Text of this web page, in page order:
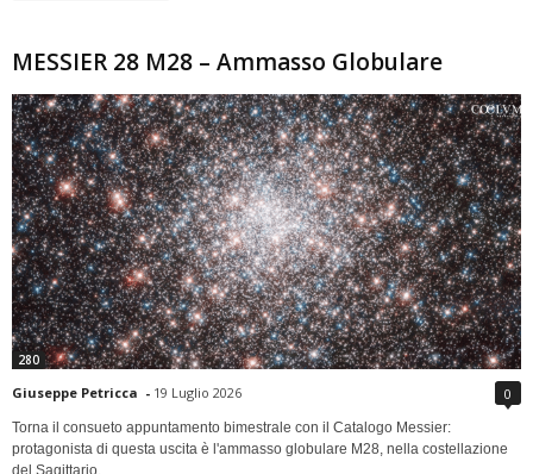
MESSIER 28 M28 – Ammasso Globulare
280
Giuseppe Petricca - 19 Luglio 2026 0
Torna il consueto appuntamento bimestrale con il Catalogo Messier:
protagonista di questa uscita è l'ammasso globulare M28, nella costellazione